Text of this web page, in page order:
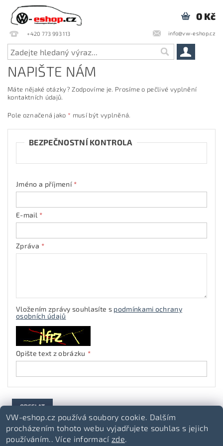
+420 773 993 113 info@vw-eshop.cz
0 Kč
NAPIŠTE NÁM
Máte nějaké otázky? Zodpovíme je. Prosíme o pečlivé vyplnění
kontaktních údajů.
Pole označená jako * musí být vyplněná.
BEZPEČNOSTNÍ KONTROLA
Jméno a příjmení
E-mail
Zpráva
Vložením zprávy souhlasíte s podmínkami ochrany
osobních údajů
Opište text z obrázku
VW-eshop.cz používá soubory cookie. Dalším
procházením tohoto webu vyjadřujete souhlas s jejich
používáním.. Více informací zde.